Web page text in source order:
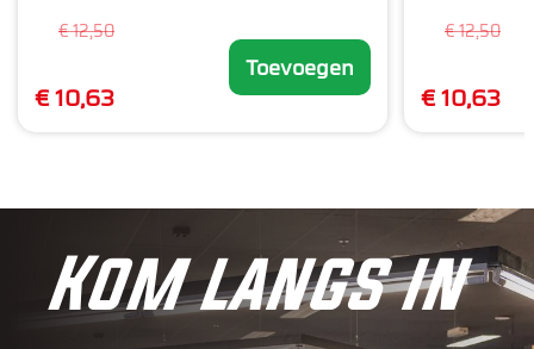
€ 12,50
€ 10,63
Toevoegen
€ 12,50
€ 10,63
Kom langs in